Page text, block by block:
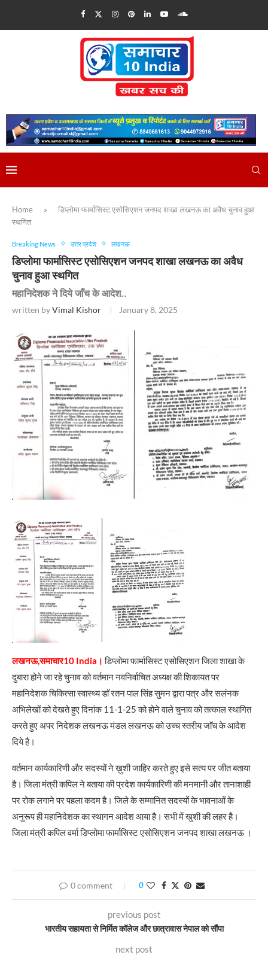
Home »
डिप्लोमा फार्मासिस्ट एसोसिएशन जनपद शाखा लखनऊ का अवैध चुनाव हुआ
स्थगित
Breaking News उत्तर प्रदेश लखनऊ
डिप्लोमा फार्मासिस्ट एसोसिएशन जनपद शाखा लखनऊ का अवैध
चुनाव हुआ स्थगित
महानिदेशक ने दिये जाँच के आदेश..
written byVimal Kishor January 8, 2025
लखनऊ,समाचार10 India। डिप्लोमा फार्मासिस्ट एसोसिएशन जिला शाखा के
दुबारा होने जा रहे चुनाव को वर्तमान नवनिर्वाचित अध्यक्ष की शिकायत पर
महानिदेशक चिकित्सा स्वास्थ्य डाॅ रतन पाल सिंह सुमन द्वारा पत्र और सलंनक
अभिलेखों को देखते हुए दिनांक 11-1-25 को होने वाले चुनाव को तत्काल स्थागित
करते हुए अपर निदेशक लखनऊ मंडल लखनऊ को उच्च स्तरीय जाॅच के आदेश
दिये है।
वर्तमान कार्यकारिणी और सदस्यों ने ख़ुशी जाहिर करते हुए इसे सत्य पर जीत बताया
है। जिला मंत्री कपिल ने बताया की प्रदेश कार्यकारिणी की मनमानी और तानाशाही
पर रोक लगाने पर पहला कदम है। जिले के सम्मानित सदस्यों के भावनाओं के
अनुरूप ही महानिदेशक का स्थागन आदेश आया है। सभी में खुशी की लहर है।
जिला मंत्री कपिल वर्मा डिप्लोमा फार्मासिस्ट एसोसिएशन जनपद शाखा लखनऊ ।
0 comment 0
previous post
भारतीय सहायता से निर्मित कॉलेज और छात्रावास नेपाल को सौंपा
next post